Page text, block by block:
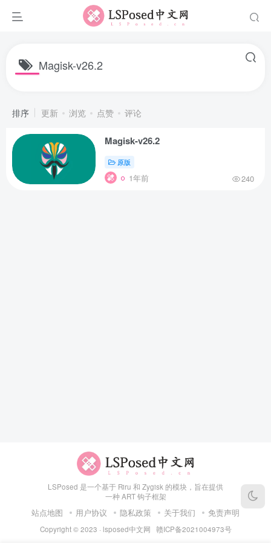
Magisk-v26.2
排序 更新 浏览 点赞 评论
Magisk-v26.2
原版
1年前 240
LSPosed 是一个基于 Riru 和 Zygisk 的模块，旨在提供
一种 ART 钩子框架
站点地图 用户协议 隐私政策 关于我们 免责声明
Copyright © 2023 · lsposed中文网 赣ICP备2021004973号